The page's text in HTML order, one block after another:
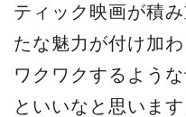
ティック映画が積
たな魅⼒が付け加
ワクワクするよう
といいなと思います